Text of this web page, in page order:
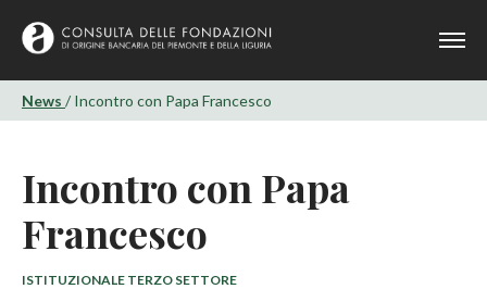
News / Incontro con Papa Francesco
Incontro con Papa
Francesco
ISTITUZIONALE TERZO SETTORE